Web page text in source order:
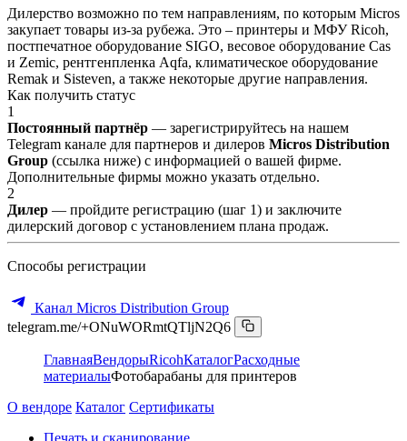
Дилерство возможно по тем направлениям, по которым Micros
закупает товары из-за рубежа. Это – принтеры и МФУ Ricoh,
постпечатное оборудование SIGO, весовое оборудование Cas
и Zemic, рентгенпленка Aqfa, климатическое оборудование
Remak и Sisteven, а также некоторые другие направления.
Как получить статус
1
Постоянный партнёр — зарегистрируйтесь на нашем
Telegram канале для партнеров и дилеров Micros Distribution
Group (ссылка ниже) с информацией о вашей фирме.
Дополнительные фирмы можно указать отдельно.
2
Дилер — пройдите регистрацию (шаг 1) и заключите
дилерский договор с установлением плана продаж.
Способы регистрации
Канал Micros Distribution Group
telegram.me/+ONuWORmtQTljN2Q6
ГлавнаяВендорыRicohКаталогРасходные
материалыФотобарабаны для принтеров
О вендоре Каталог Сертификаты
Печать и сканирование